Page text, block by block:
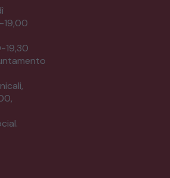
ARREDO DA GIARDINO
OGGETTISTICA ILLUMINAZIONE
19,00
19,30